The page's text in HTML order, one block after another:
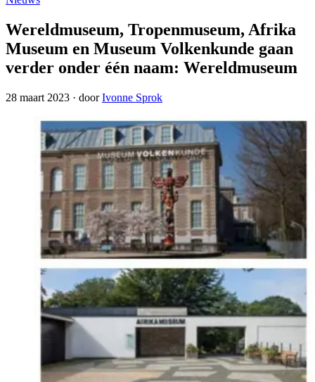
Wereldmuseum, Tropenmuseum, Afrika
Museum en Museum Volkenkunde gaan
verder onder één naam: Wereldmuseum
28 maart 2023 · doorIvonne Sprok